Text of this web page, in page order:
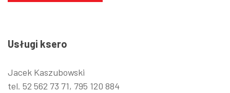
Usługi ksero
Jacek Kaszubowski
tel. 52 562 73 71, 795 120 884